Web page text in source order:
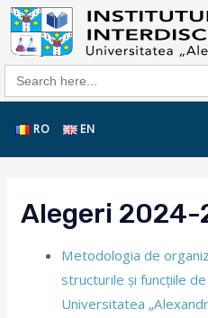
Search
for:
RO EN
Alegeri 2024-
Metodologia de
structurile și funcțiile
Universitatea